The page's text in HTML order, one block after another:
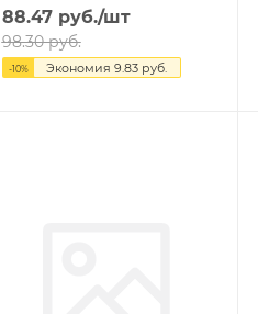
88.47руб./шт
98.30руб.
-10% Экономия 9.83руб.